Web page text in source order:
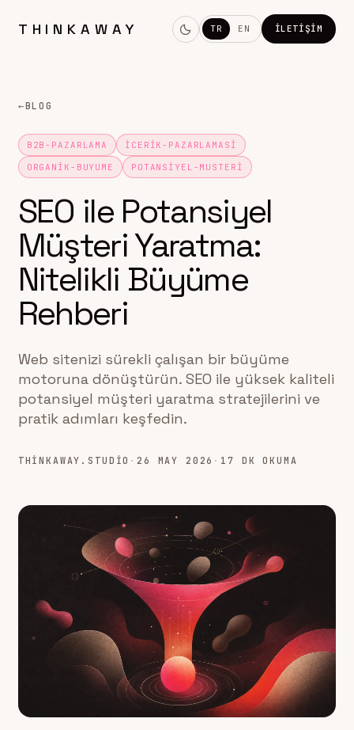
THINKAWAY TR EN İLETIŞIM
←BLOG
B2B-PAZARLAMA
ICERIK-PAZARLAMASI
ORGANIK-BUYUME
POTANSIYEL-MUSTERI
SEO ile Potansiyel
Müşteri Yaratma:
Nitelikli Büyüme
Rehberi
Web sitenizi sürekli çalışan bir büyüme
motoruna dönüştürün. SEO ile yüksek kaliteli
potansiyel müşteri yaratma stratejilerini ve
pratik adımları keşfedin.
THINKAWAY.STUDIO ·26 MAY 2026 · 17 DK OKUMA